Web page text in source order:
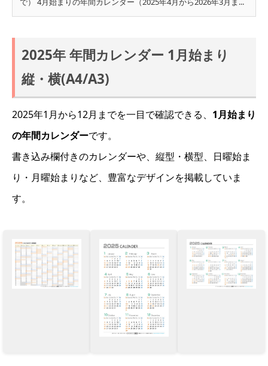
2025年 年間カレンダー 1月始まり
縦・横(A4/A3)
2025年1月から12月までを一目で確認できる、 1月始まり
の年間カレンダーです。
書き込み欄付きのカレンダーや、縦型・横型、日曜始ま
り・月曜始まりなど、豊富なデザインを掲載していま
す。